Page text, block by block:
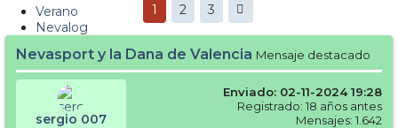
Verano
Nevalog
1 2 3
Nevasport y la Dana de Valencia Mensaje destacado
sergio 007
Enviado: 02-11-2024 19:28
Registrado: 18 años antes
Mensajes: 1.642